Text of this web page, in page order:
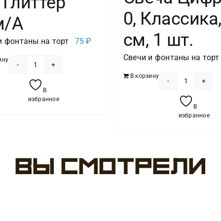
A
фонтаны на торт 75₽
товара
Свеча
В
избранное
0,
см, 1 шт.
Свечи и фонтаны на торт
В корзину
товара
Свеча
В
избранное
Вы смотрели